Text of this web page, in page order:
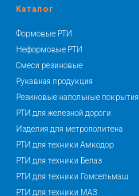
Каталог
Формовые РТИ
Неформовые РТИ
Смеси резиновые
Рукавная продукция
Резиновые напольные покрытия
РТИ для железной дороги
Изделия для метрополитена
РТИ для техники Амкодор
РТИ для техники Белаз
РТИ для техники Гомсельмаш
РТИ для техники МАЗ